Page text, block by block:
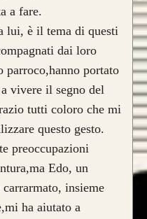
a fare.
lui, è il tema di questi
dai loro
parroco,hanno portato
vivere il segno del
tutti coloro che mi
questo gesto.
preoccupazioni
Edo, un
insieme
ha aiutato a